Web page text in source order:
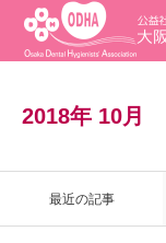
2018年 10月
最近の記事